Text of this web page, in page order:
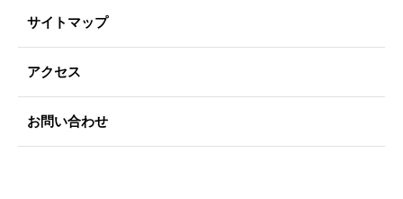
サイトマップ
アクセス
お問い合わせ